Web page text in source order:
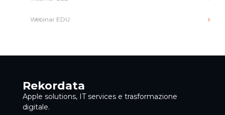
Webinar EDU
Rekordata
Apple solutions, IT services e trasformazione
digitale.